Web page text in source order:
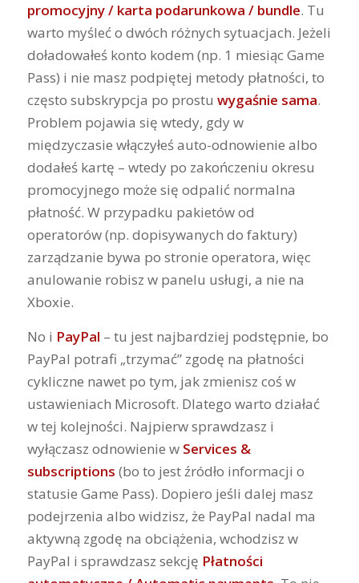
promocyjny / karta podarunkowa / bundle. Tu
warto myśleć o dwóch różnych sytuacjach. Jeżeli
doładowałeś konto kodem (np. 1 miesiąc Game
Pass) i nie masz podpiętej metody płatności, to
często subskrypcja po prostu wygaśnie sama.
Problem pojawia się wtedy, gdy w
międzyczasie włączyłeś auto-odnowienie albo
dodałeś kartę – wtedy po zakończeniu okresu
promocyjnego może się odpalić normalna
płatność. W przypadku pakietów od
operatorów (np. dopisywanych do faktury)
zarządzanie bywa po stronie operatora, więc
anulowanie robisz w panelu usługi, a nie na
Xboxie.
No i PayPal – tu jest najbardziej podstępnie, bo
PayPal potrafi „trzymać” zgodę na płatności
cykliczne nawet po tym, jak zmienisz coś w
ustawieniach Microsoft. Dlatego warto działać
w tej kolejności. Najpierw sprawdzasz i
wyłączasz odnowienie w Services &
subscriptions (bo to jest źródło informacji o
statusie Game Pass). Dopiero jeśli dalej masz
podejrzenia albo widzisz, że PayPal nadal ma
aktywną zgodę na obciążenia, wchodzisz w
PayPal i sprawdzasz sekcję Płatności